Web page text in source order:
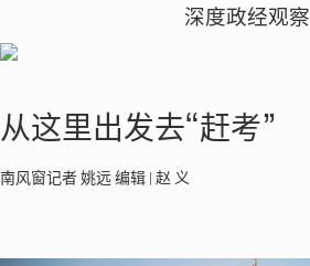
深度政经观察
从这里出发去“赶考”
南风窗记者 姚远 编辑 | 赵 义